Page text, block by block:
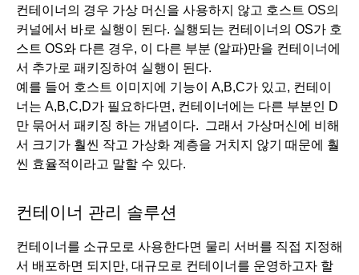
컨테이너의 경우 가상 머신을 사용하지 않고 호스트 OS의
커널에서 바로 실행이 된다. 실행되는 컨테이너의 OS가 호
스트 OS와 다른 경우, 이 다른 부분 (알파)만을 컨테이너에
서 추가로 패키징하여 실행이 된다.
예를 들어 호스트 이미지에 기능이 A,B,C가 있고, 컨테이
너는 A,B,C,D가 필요하다면, 컨테이너에는 다른 부분인 D
만 묶어서 패키징 하는 개념이다.  그래서 가상머신에 비해
서 크기가 훨씬 작고 가상화 계층을 거치지 않기 때문에 훨
씬 효율적이라고 말할 수 있다.
컨테이너 관리 솔루션
컨테이너를 소규모로 사용한다면 물리 서버를 직접 지정해
서 배포하면 되지만, 대규모로 컨테이너를 운영하고자 할